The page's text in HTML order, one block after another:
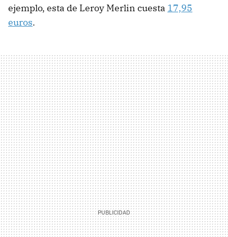
ejemplo, esta de Leroy Merlin cuesta 17,95
euros.